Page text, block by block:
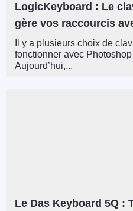
LogicKeyboard : Le
gère vos raccourcis
Il y a plusieurs choix de
fonctionner avec
Aujourd’hui,...
Le Das Keyboard 5Q :